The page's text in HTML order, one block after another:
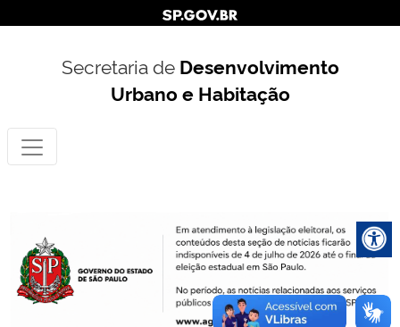
Secretaria de Desenvolvimento
Urbano e Habitação